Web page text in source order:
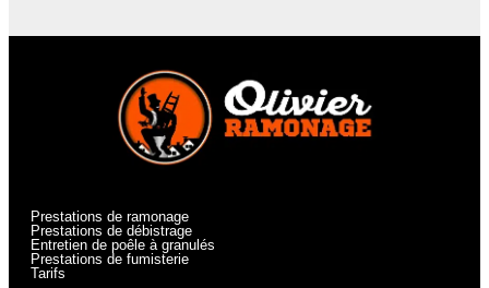
Prestations de ramonage
Prestations de débistrage
Entretien de poêle à granulés
Prestations de fumisterie
Tarifs